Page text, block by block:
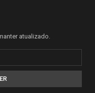
atualizado.